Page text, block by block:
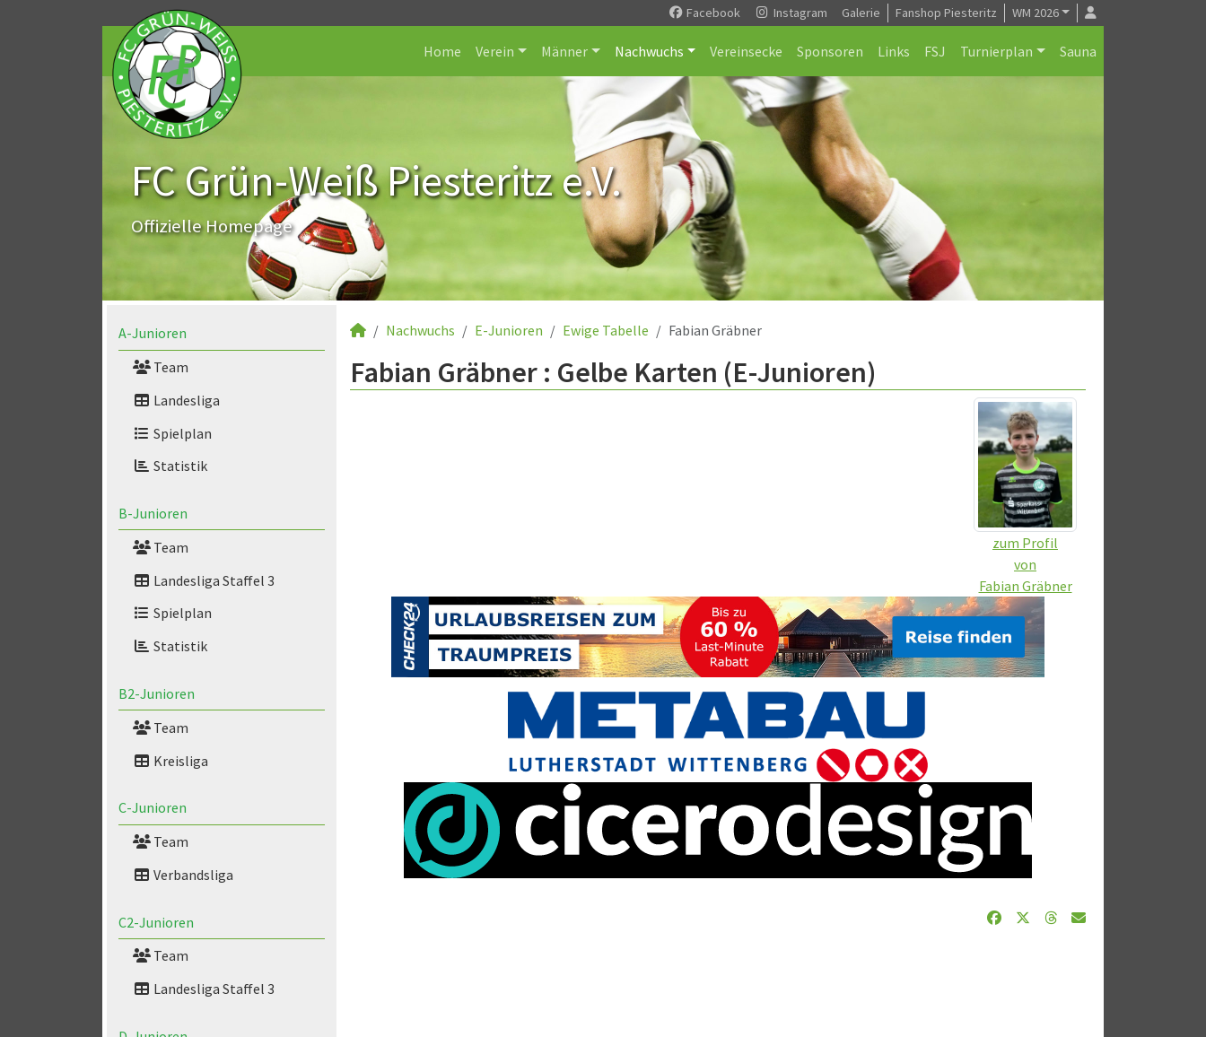
Facebook Instagram Galerie Fanshop Piesteritz WM 2026
Home Verein Männer Nachwuchs Vereinsecke Sponsoren Links FSJ Turnierplan Sauna
FC Grün-Weiß Piesteritz e.V.
Offizielle Homepage
A-Junioren
Team
Landesliga
Spielplan
Statistik
B-Junioren
Team
Landesliga Staffel 3
Spielplan
Statistik
B2-Junioren
Team
Kreisliga
C-Junioren
Team
Verbandsliga
C2-Junioren
Team
Landesliga Staffel 3
Nachwuchs E-Junioren Ewige Tabelle Fabian Gräbner
Fabian Gräbner : Gelbe Karten (E-Junioren)
zum Profil
von
Fabian Gräbner